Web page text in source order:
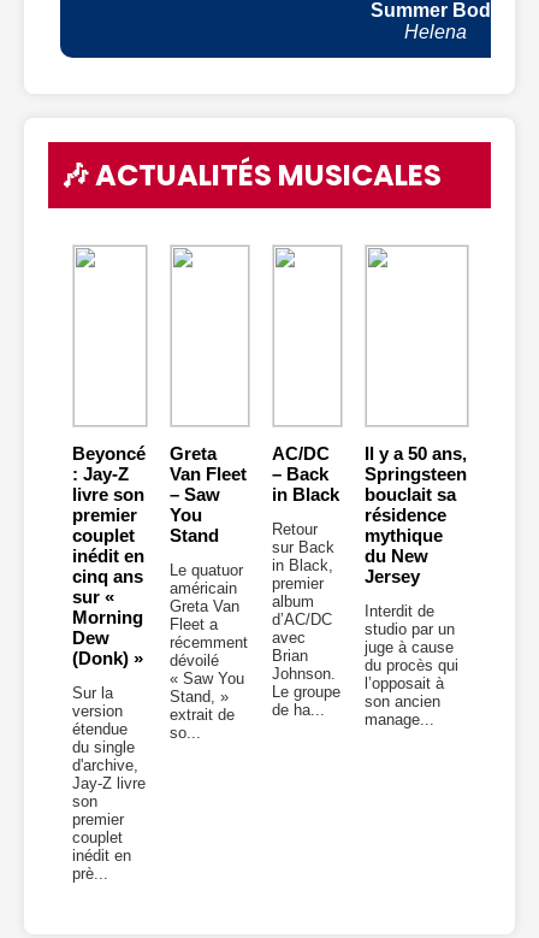
Summer Body
Helena
🎶 ACTUALITÉS MUSICALES
Beyoncé
: Jay-Z
livre son
premier
couplet
inédit en
cinq ans
sur «
Morning
Dew
(Donk) »
Sur la
version
étendue
du single
d'archive,
Jay-Z livre
son
premier
couplet
inédit en
prè...
Greta
Van Fleet
– Saw
You
Stand
Le quatuor
américain
Greta Van
Fleet a
récemment
dévoilé
« Saw You
Stand, »
extrait de
so...
AC/DC
– Back
in Black
Retour
sur Back
in Black,
premier
album
d’AC/DC
avec
Brian
Johnson.
Le groupe
de ha...
Il y a 50 ans,
Springsteen
bouclait sa
résidence
mythique
du New
Jersey
Interdit de
studio par un
juge à cause
du procès qui
l’opposait à
son ancien
manage...